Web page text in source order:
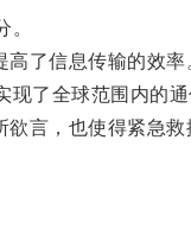
了信息传输的效率
了全球范围内的通
，也使得紧急救